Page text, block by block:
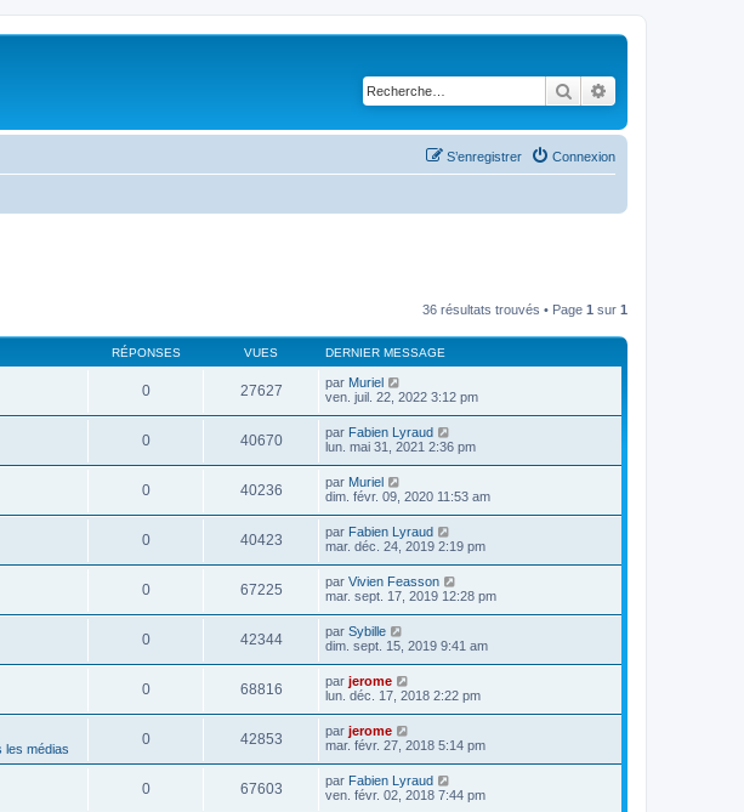
Rechercher
Connexion
S’enregistrer
36 résultats trouvés • Page 1 sur 1
RÉPONSES VUES DERNIER MESSAGE
0 27627 par Muriel
ven. juil. 22, 2022 3:12 pm
0 40670 par Fabien Lyraud
lun. mai 31, 2021 2:36 pm
0 40236 par Muriel
dim. févr. 09, 2020 11:53 am
0 40423 par Fabien Lyraud
mar. déc. 24, 2019 2:19 pm
0 67225 par Vivien Feasson
mar. sept. 17, 2019 12:28 pm
0 42344 par Sybille
dim. sept. 15, 2019 9:41 am
0 68816 par jerome
lun. déc. 17, 2018 2:22 pm
les médias
0 42853 par jerome
mar. févr. 27, 2018 5:14 pm
0 67603 par Fabien Lyraud
ven. févr. 02, 2018 7:44 pm